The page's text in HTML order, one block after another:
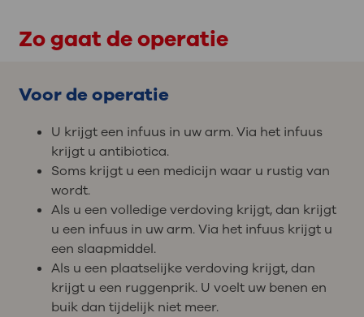
Zo gaat de operatie
Voor de operatie
U krijgt een infuus in uw arm. Via het infuus
krijgt u antibiotica.
Soms krijgt u een medicijn waar u rustig van
wordt.
Als u een volledige verdoving krijgt, dan krijgt
u een infuus in uw arm. Via het infuus krijgt u
een slaapmiddel.
Als u een plaatselijke verdoving krijgt, dan
krijgt u een ruggenprik. U voelt uw benen en
buik dan tijdelijk niet meer.